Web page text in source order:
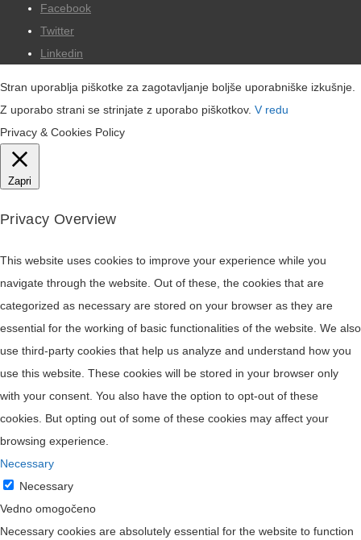
Facebook
Twitter
Linkedin
Stran uporablja piškotke za zagotavljanje boljše uporabniške izkušnje.
Z uporabo strani se strinjate z uporabo piškotkov. V redu
Privacy & Cookies Policy
Zapri
Privacy Overview
This website uses cookies to improve your experience while you
navigate through the website. Out of these, the cookies that are
categorized as necessary are stored on your browser as they are
essential for the working of basic functionalities of the website. We also
use third-party cookies that help us analyze and understand how you
use this website. These cookies will be stored in your browser only
with your consent. You also have the option to opt-out of these
cookies. But opting out of some of these cookies may affect your
browsing experience.
Necessary
Necessary
Vedno omogočeno
Necessary cookies are absolutely essential for the website to function